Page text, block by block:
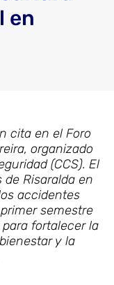
en
cita en el Foro
organizado
(CCS). El
Risaralda en
accidentes
semestre
fortalecer la
y la